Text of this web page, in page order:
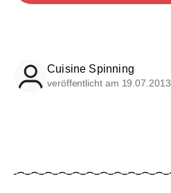
Cuisine Spinning
veröffentlicht am 19.07.2013